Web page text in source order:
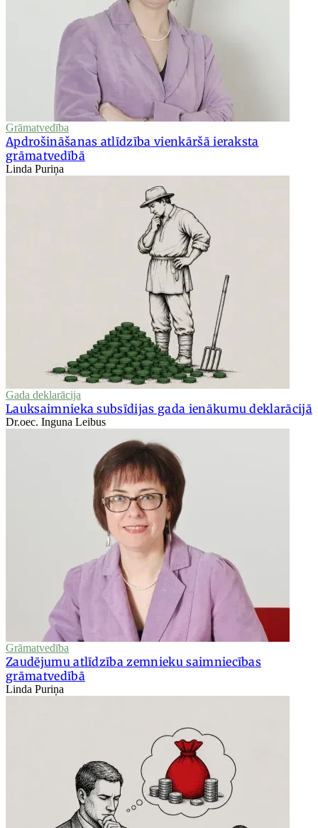
Grāmatvedība
Apdrošināšanas atlīdzība vienkāršā ieraksta
grāmatvedībā
Linda Puriņa
Gada deklarācija
Lauksaimnieka subsīdijas gada ienākumu deklarācijā
Dr.oec. Inguna Leibus
Grāmatvedība
Zaudējumu atlīdzība zemnieku saimniecības
grāmatvedībā
Linda Puriņa